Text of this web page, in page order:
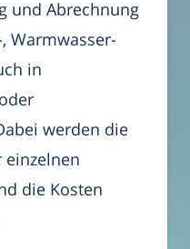
und Abrechnung
Warmwasser-
in
werden die
einzelnen
die Kosten